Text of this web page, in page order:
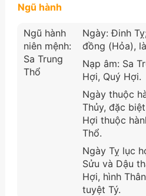
Ngũ hành
Ngũ hành
niên mệnh:
Sa Trung
Thổ
Ngày: Đinh
đồng (Hỏa), là
Nạp âm: Sa
Hợi, Quý Hợi.
Ngày thuộc
Thủy, đặc
Hợi thuộc
Thổ.
Ngày Tỵ lục
Sửu và Dậu
Hợi, hình
tuyệt Tý.